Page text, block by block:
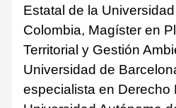
Estatal de la
Colombia, Magíster en
Territorial y Gestión
Universidad de
especialista en Derecho